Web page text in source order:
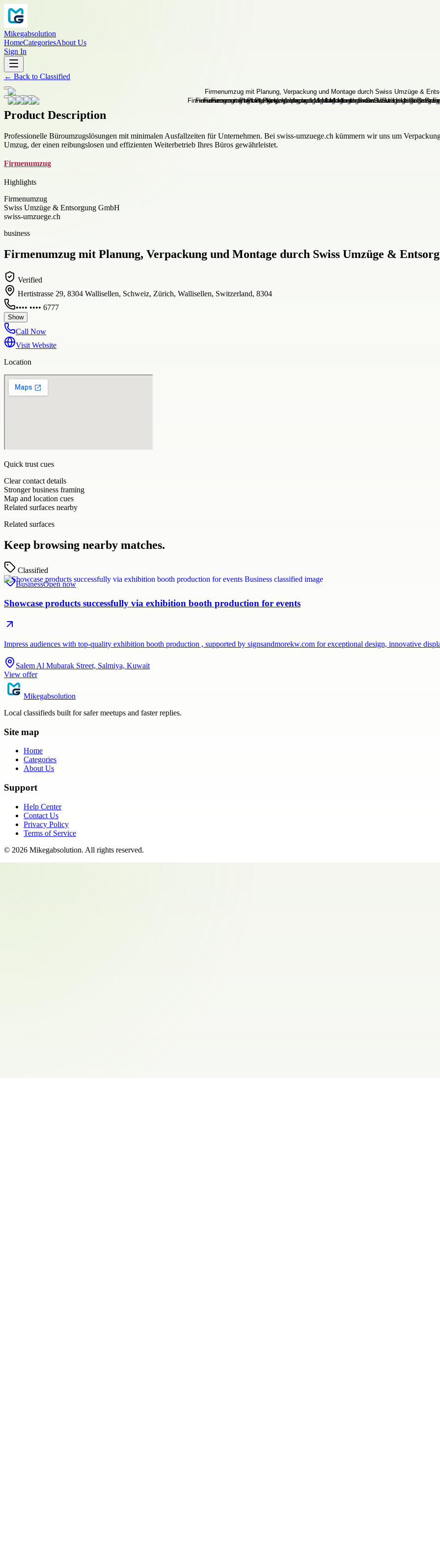
Mikegabsolution
HomeCategoriesAbout Us
Sign In
← Back to Classified
Product Description
Professionelle Büroumzugslösungen mit minimalen Ausfallzeiten für Unternehmen. Bei swiss-umzuege.ch kümmern wir uns um
Umzug, der einen reibungslosen und effizienten Weiterbetrieb Ihres Büros gewährleistet.
Firmenumzug
Highlights
Firmenumzug
Swiss Umzüge & Entsorgung GmbH
swiss-umzuege.ch
business
Firmenumzug mit Planung, Verpackung und Montage durch Swiss Umzüge &
Verified
Hertistrasse 29, 8304 Wallisellen, Schweiz, Zürich, Wallisellen, Switzerland, 8304
•••• •••• 6777
Show
Call Now
Visit Website
Location
Quick trust cues
Clear contact details
Stronger business framing
Map and location cues
Related surfaces nearby
Related surfaces
Keep browsing nearby matches.
Classified
BusinessOpen now
Showcase products successfully via exhibition booth production for events
Impress audiences with top-quality exhibition booth production , supported by signsandmorekw.com for exceptional design, innovative
Salem Al Mubarak Street, Salmiya, Kuwait
View offer
Mikegabsolution
Local classifieds built for safer meetups and faster replies.
Site map
Home
Categories
About Us
Support
Help Center
Contact Us
Privacy Policy
Terms of Service
© 2026 Mikegabsolution. All rights reserved.